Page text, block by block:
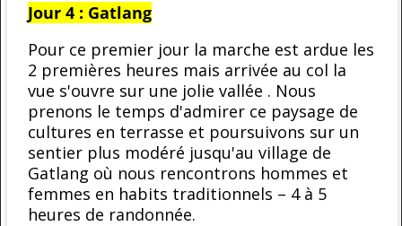
Jour 4 : Gatlang
Pour ce premier jour la marche est ardue les
2 premières heures mais arrivée au col la
vue s'ouvre sur une jolie vallée . Nous
prenons le temps d'admirer ce paysage de
cultures en terrasse et poursuivons sur un
sentier plus modéré jusqu'au village de
Gatlang où nous rencontrons hommes et
femmes en habits traditionnels – 4 à 5
heures de randonnée.